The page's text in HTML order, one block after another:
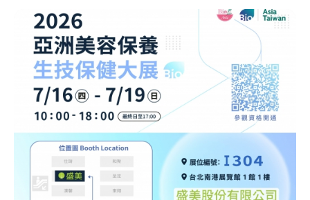
漁期延長，使魚油供應面臨挑戰。業界預期，市場可能再
度面臨供應緊張與價格波動。在供應鏈不確定性升高的背
景下，具備穩定供應優勢的藻油Omega-3逐漸成為市場關
注焦點。